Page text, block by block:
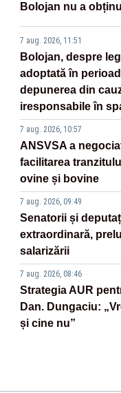
Bolojan nu a
7 aug. 2026, 11:51
Bolojan, despre
adoptată în
depunerea din
iresponsabile în
7 aug. 2026, 10:57
ANSVSA a
facilitarea
ovine și bovine
7 aug. 2026, 09:49
Senatorii și
extraordinară,
salarizării
7 aug. 2026, 08:46
Strategia AUR
Dan. Dungaciu:
și cine nu”